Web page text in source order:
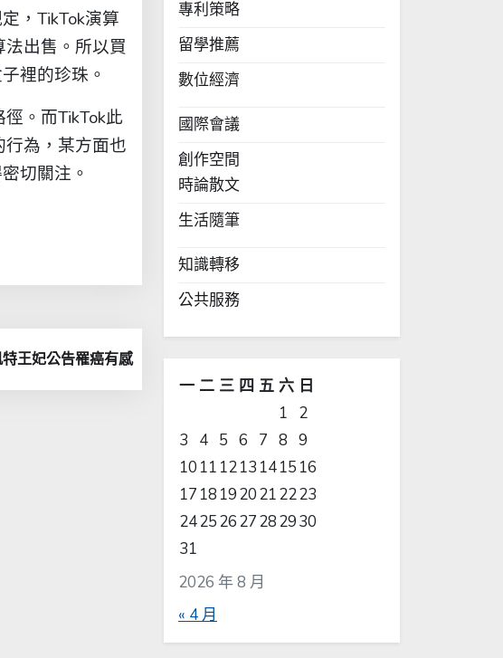
，TikTok演算
出售。所以買
裡的珍珠。
。而TikTok此
為，某方面也
切關注。
王妃公告罹癌有感
專利策略
留學推薦
數位經濟
國際會議
創作空間
時論散文
生活隨筆
知識轉移
公共服務
2026 年 8 月
一 二 三 四 五 六 日
1
2
3
4 5 6 7 8 9
10 11 1213 1415 16
17 18 1920212223
24252627282930
31
« 4 月